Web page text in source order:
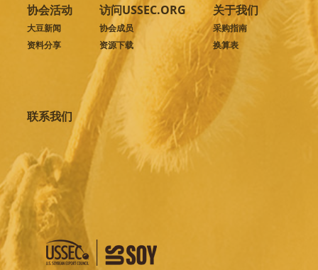
协会活动
大豆新闻
资料分享
访问USSEC.ORG
协会成员
资源下载
关于我们
采购指南
换算表
联系我们